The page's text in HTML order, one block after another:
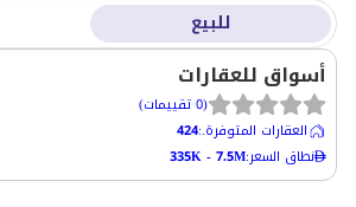
للبيع
أسواق للعقارات
(
0تقييمات)
العقارات المتوفرة.:
424
نطاق السعر:
335K - 7.5M